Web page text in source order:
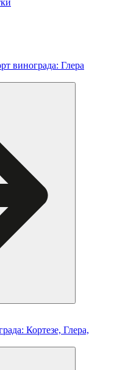
винограда: Глера
Кортезе, Глера,